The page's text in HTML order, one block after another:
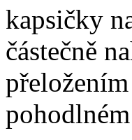
kapsičky
částečně